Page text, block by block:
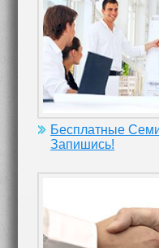
Бесплатные
Запишись!